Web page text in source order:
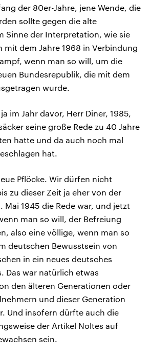
der 80er-Jahre, jene Wende, die
sollte gegen die alte
Sinne der Interpretation, wie sie
dem Jahre 1968 in Verbindung
wenn man so will, um die
Bundesrepublik, die mit dem
wurde.
im Jahr davor, Herr Diner, 1985,
seine große Rede zu 40 Jahre
hatte und da auch noch mal
hat.
Pflöcke. Wir dürfen nicht
zu dieser Zeit ja eher von der
Mai 1945 die Rede war, und jetzt
man so will, der Befreiung
also eine völlige, wenn man so
deutschen Bewusstsein von
in ein neues deutsches
Das war natürlich etwas
den älteren Generationen oder
und dieser Generation
Und insofern dürfte auch die
der Artikel Noltes auf
sein.